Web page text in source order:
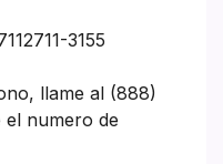
3155
llame al (888)
numero de